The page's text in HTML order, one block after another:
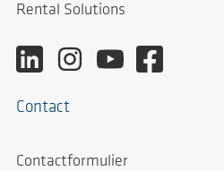
Rental Solutions
Contact
Contactformulier